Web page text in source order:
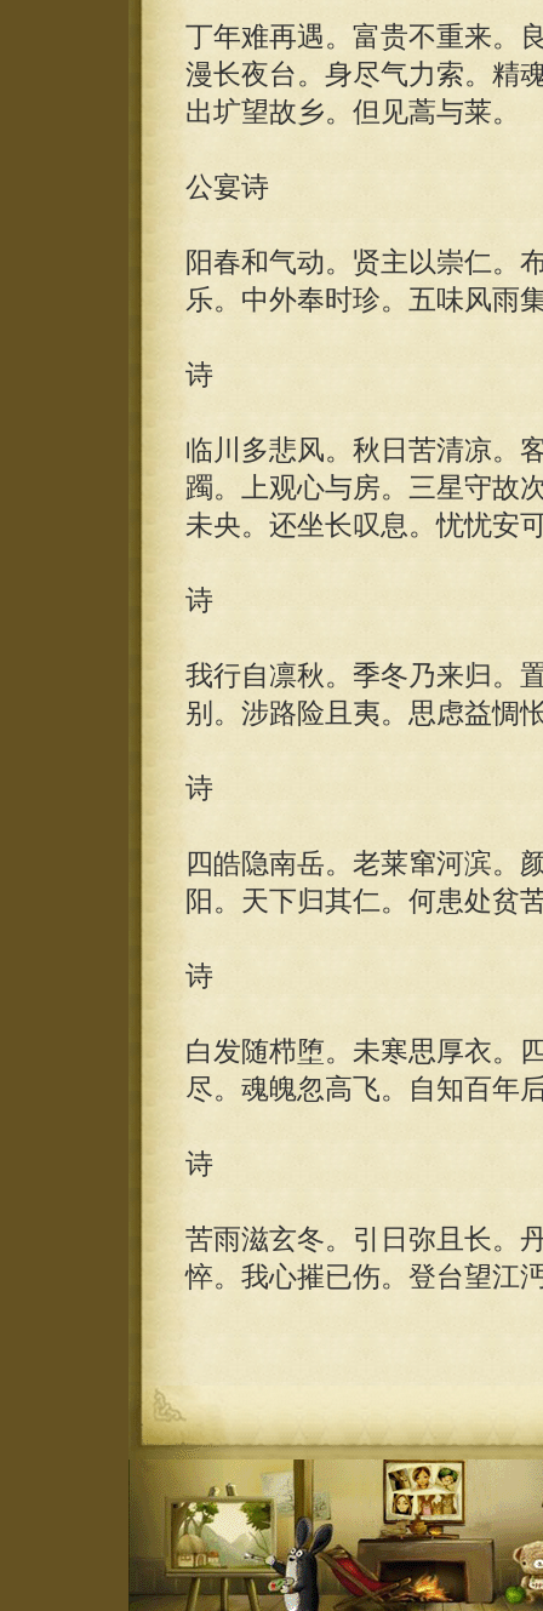
丁年难再遇。富贵不重来。
漫长夜台。身尽气力索。精
出圹望故乡。但见蒿与莱。
公宴诗
阳春和气动。贤主以崇仁。
乐。中外奉时珍。五味风雨
诗
临川多悲风。秋日苦清凉。
躅。上观心与房。三星守故
未央。还坐长叹息。忧忧安
诗
我行自凛秋。季冬乃来归。
别。涉路险且夷。思虑益惆
诗
四皓隐南岳。老莱窜河滨。
阳。天下归其仁。何患处贫
诗
白发随栉堕。未寒思厚衣。
尽。魂魄忽高飞。自知百年
诗
苦雨滋玄冬。引日弥且长。
悴。我心摧已伤。登台望江